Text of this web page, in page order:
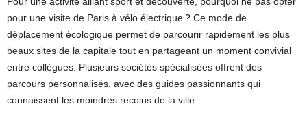
pour une visite de Paris à vélo électrique ? Ce mode de
déplacement écologique permet de parcourir rapidement les plus
beaux sites de la capitale tout en partageant un moment convivial
entre collègues. Plusieurs sociétés spécialisées offrent des
parcours personnalisés, avec des guides passionnants qui
connaissent les moindres recoins de la ville.